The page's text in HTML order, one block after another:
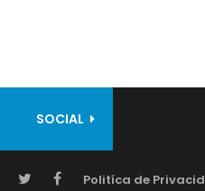
SOCIAL
Politíca de